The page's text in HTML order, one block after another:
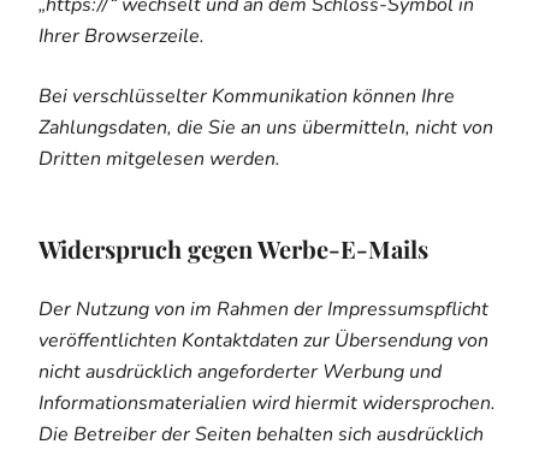
Ihrer Browserzeile.
Bei verschlüsselter Kommunikation können Ihre
Zahlungsdaten, die Sie an uns übermitteln, nicht von
Dritten mitgelesen werden.
Widerspruch gegen Werbe-E-Mails
Der Nutzung von im Rahmen der Impressumspflicht
veröffentlichten Kontaktdaten zur Übersendung von
nicht ausdrücklich angeforderter Werbung und
Informationsmaterialien wird hiermit widersprochen.
Die Betreiber der Seiten behalten sich ausdrücklich